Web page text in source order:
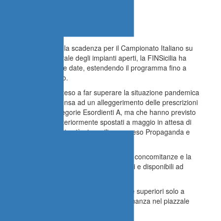
prolungamento della scadenza per il Campionato Italiano su
e strutturale degli impianti aperti, la FINSicilia ha
Tecnica le nuove date, estendendo il programma fino a
agonisti del nuoto.
aprile-maggio, teso a far superare la situazione pandemica
31 dicembre (si pensa ad un alleggerimento delle prescrizioni
in là anche le categorie Esordienti A, ma che hanno previsto
ed i B, ulteriormente spostati a maggio in attesa di
per queste categorie più giovanili, compreso Propaganda e
mese e più circa per via delle inevitabili concomitanze e la
senza dimenticare gli impianti aperti e disponibili ad
parte riservata a categorie Ragazzi e superiori solo a
in di tamponi rapidi riservati alla cittadinanza nel piazzale